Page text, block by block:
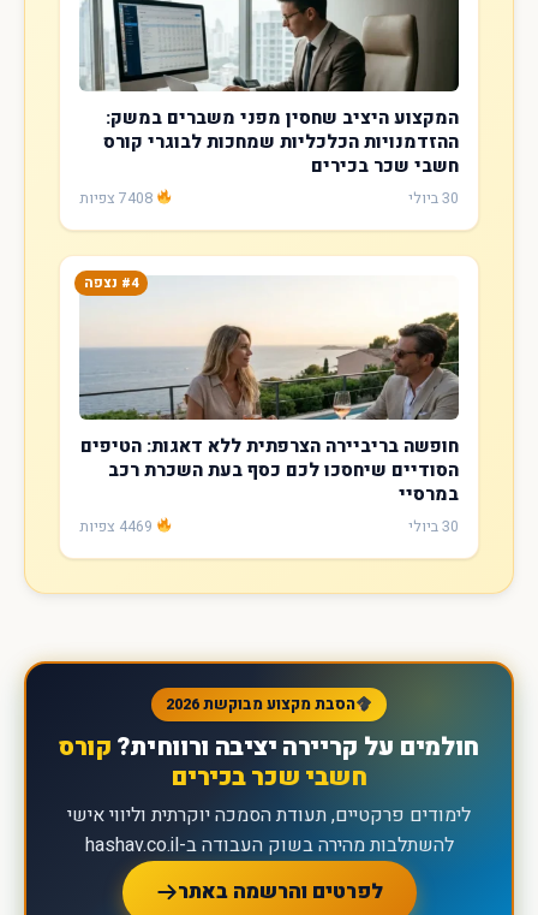
המקצוע היציב שחסין מפני משברים במשק:
ההזדמנויות הכלכליות שמחכות לבוגרי קורס
חשבי שכר בכירים
30 ביולי
#4 נצפה
חופשה בריביירה הצרפתית ללא דאגות: הטיפים
הסודיים שיחסכו לכם כסף בעת השכרת רכב
במרסיי
30 ביולי
הסבת מקצוע מבוקשת 2026
חולמים על קריירה יציבה ורווחית?קורס
חשבי שכר בכירים
לימודים פרקטיים, תעודת הסמכה יוקרתית וליווי אישי
להשתלבות מהירה בשוק העבודה ב-hashav.co.il
לפרטים והרשמה באתר